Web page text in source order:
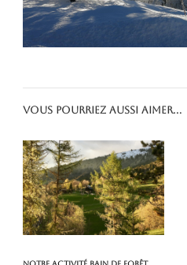
Vous pourriez aussi aimer...